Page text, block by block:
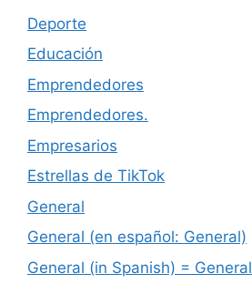
Deporte
Educación
Emprendedores
Emprendedores.
Empresarios
Estrellas de TikTok
General
General (en español: General)
General (in Spanish) = General